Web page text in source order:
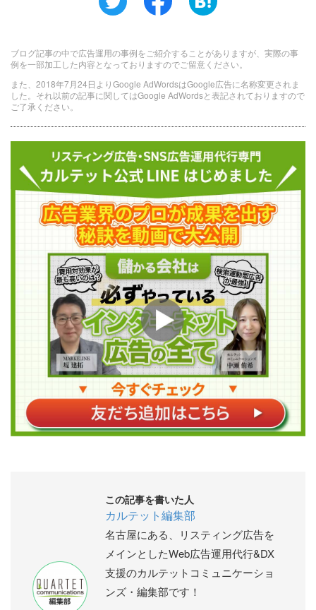
ブログ記事の中で広告運用の事例をご紹介することがありますが、実際の事
例を一部加工した内容となっておりますのでご留意ください。
また、2018年7月24日よりGoogle AdWordsはGoogle広告に名称変更されま
した。それ以前の記事に関してはGoogle AdWordsと表記されておりますので
ご了承ください。
この記事を書いた人
カルテット編集部
名古屋にある、リスティング広告を
メインとしたWeb広告運用代行&DX
支援のカルテットコミュニケーショ
ンズ・編集部です！